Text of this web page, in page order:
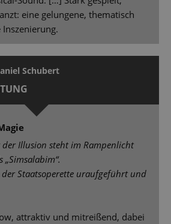
eine gelungene, thematisch
Schubert
Illusion steht im Rampenlicht
„Simsalabim“.
Staatsoperette uraufgeführt und
attraktiv und mitreißend, dabei